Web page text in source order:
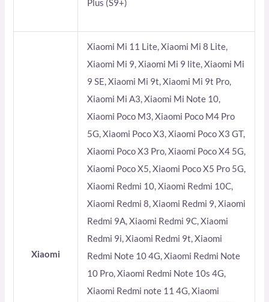
Plus (S9+)
Xiaomi
Xiaomi Mi 11 Lite, Xiaomi Mi 8 Lite,
Xiaomi Mi 9, Xiaomi Mi 9 lite, Xiaomi Mi
9 SE, Xiaomi Mi 9t, Xiaomi Mi 9t Pro,
Xiaomi Mi A3, Xiaomi Mi Note 10,
Xiaomi Poco M3, Xiaomi Poco M4 Pro
5G, Xiaomi Poco X3, Xiaomi Poco X3 GT,
Xiaomi Poco X3 Pro, Xiaomi Poco X4 5G,
Xiaomi Poco X5, Xiaomi Poco X5 Pro 5G,
Xiaomi Redmi 10, Xiaomi Redmi 10C,
Xiaomi Redmi 8, Xiaomi Redmi 9, Xiaomi
Redmi 9A, Xiaomi Redmi 9C, Xiaomi
Redmi 9i, Xiaomi Redmi 9t, Xiaomi
Redmi Note 10 4G, Xiaomi Redmi Note
10 Pro, Xiaomi Redmi Note 10s 4G,
Xiaomi Redmi note 11 4G, Xiaomi